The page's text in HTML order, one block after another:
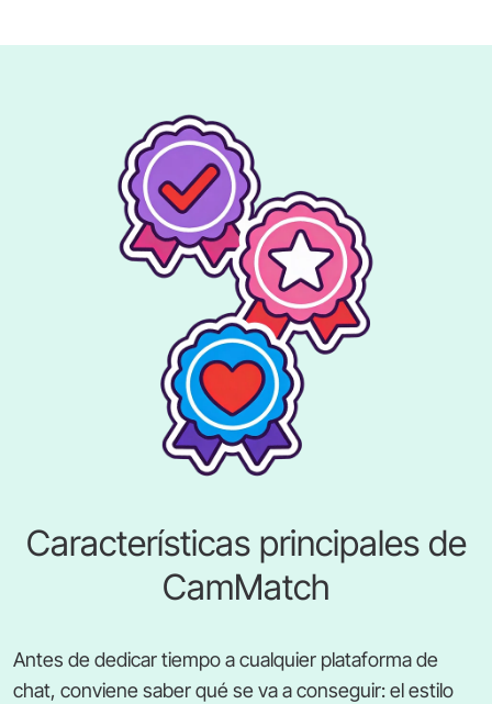
Características principales de
CamMatch
Antes de dedicar tiempo a cualquier plataforma de
chat, conviene saber qué se va a conseguir: el estilo